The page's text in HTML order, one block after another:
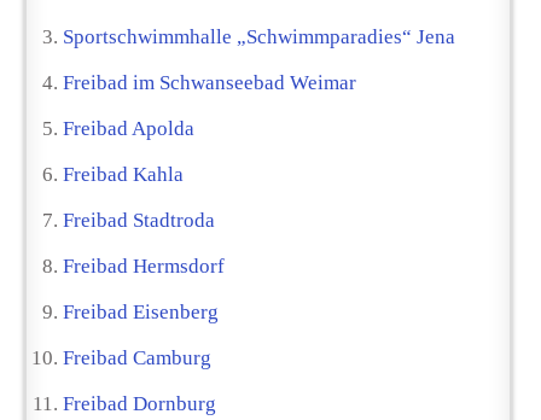
Sportschwimmhalle „Schwimmparadies“ Jena
Freibad im Schwanseebad Weimar
Freibad Apolda
Freibad Kahla
Freibad Stadtroda
Freibad Hermsdorf
Freibad Eisenberg
Freibad Camburg
Freibad Dornburg